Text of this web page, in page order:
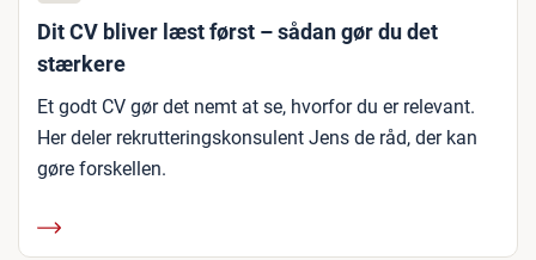
Dit CV bliver læst først – sådan gør du det
stærkere
Et godt CV gør det nemt at se, hvorfor du er relevant.
Her deler rekrutteringskonsulent Jens de råd, der kan
gøre forskellen.